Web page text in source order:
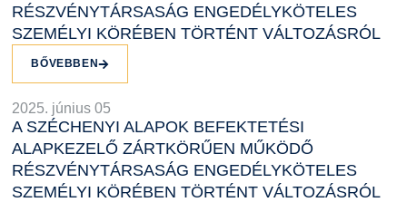
RÉSZVÉNYTÁRSASÁG ENGEDÉLYKÖTELES
SZEMÉLYI KÖRÉBEN TÖRTÉNT VÁLTOZÁSRÓL
BŐVEBBEN
2025. június 05
A SZÉCHENYI ALAPOK BEFEKTETÉSI
ALAPKEZELŐ ZÁRTKÖRŰEN MŰKÖDŐ
RÉSZVÉNYTÁRSASÁG ENGEDÉLYKÖTELES
SZEMÉLYI KÖRÉBEN TÖRTÉNT VÁLTOZÁSRÓL